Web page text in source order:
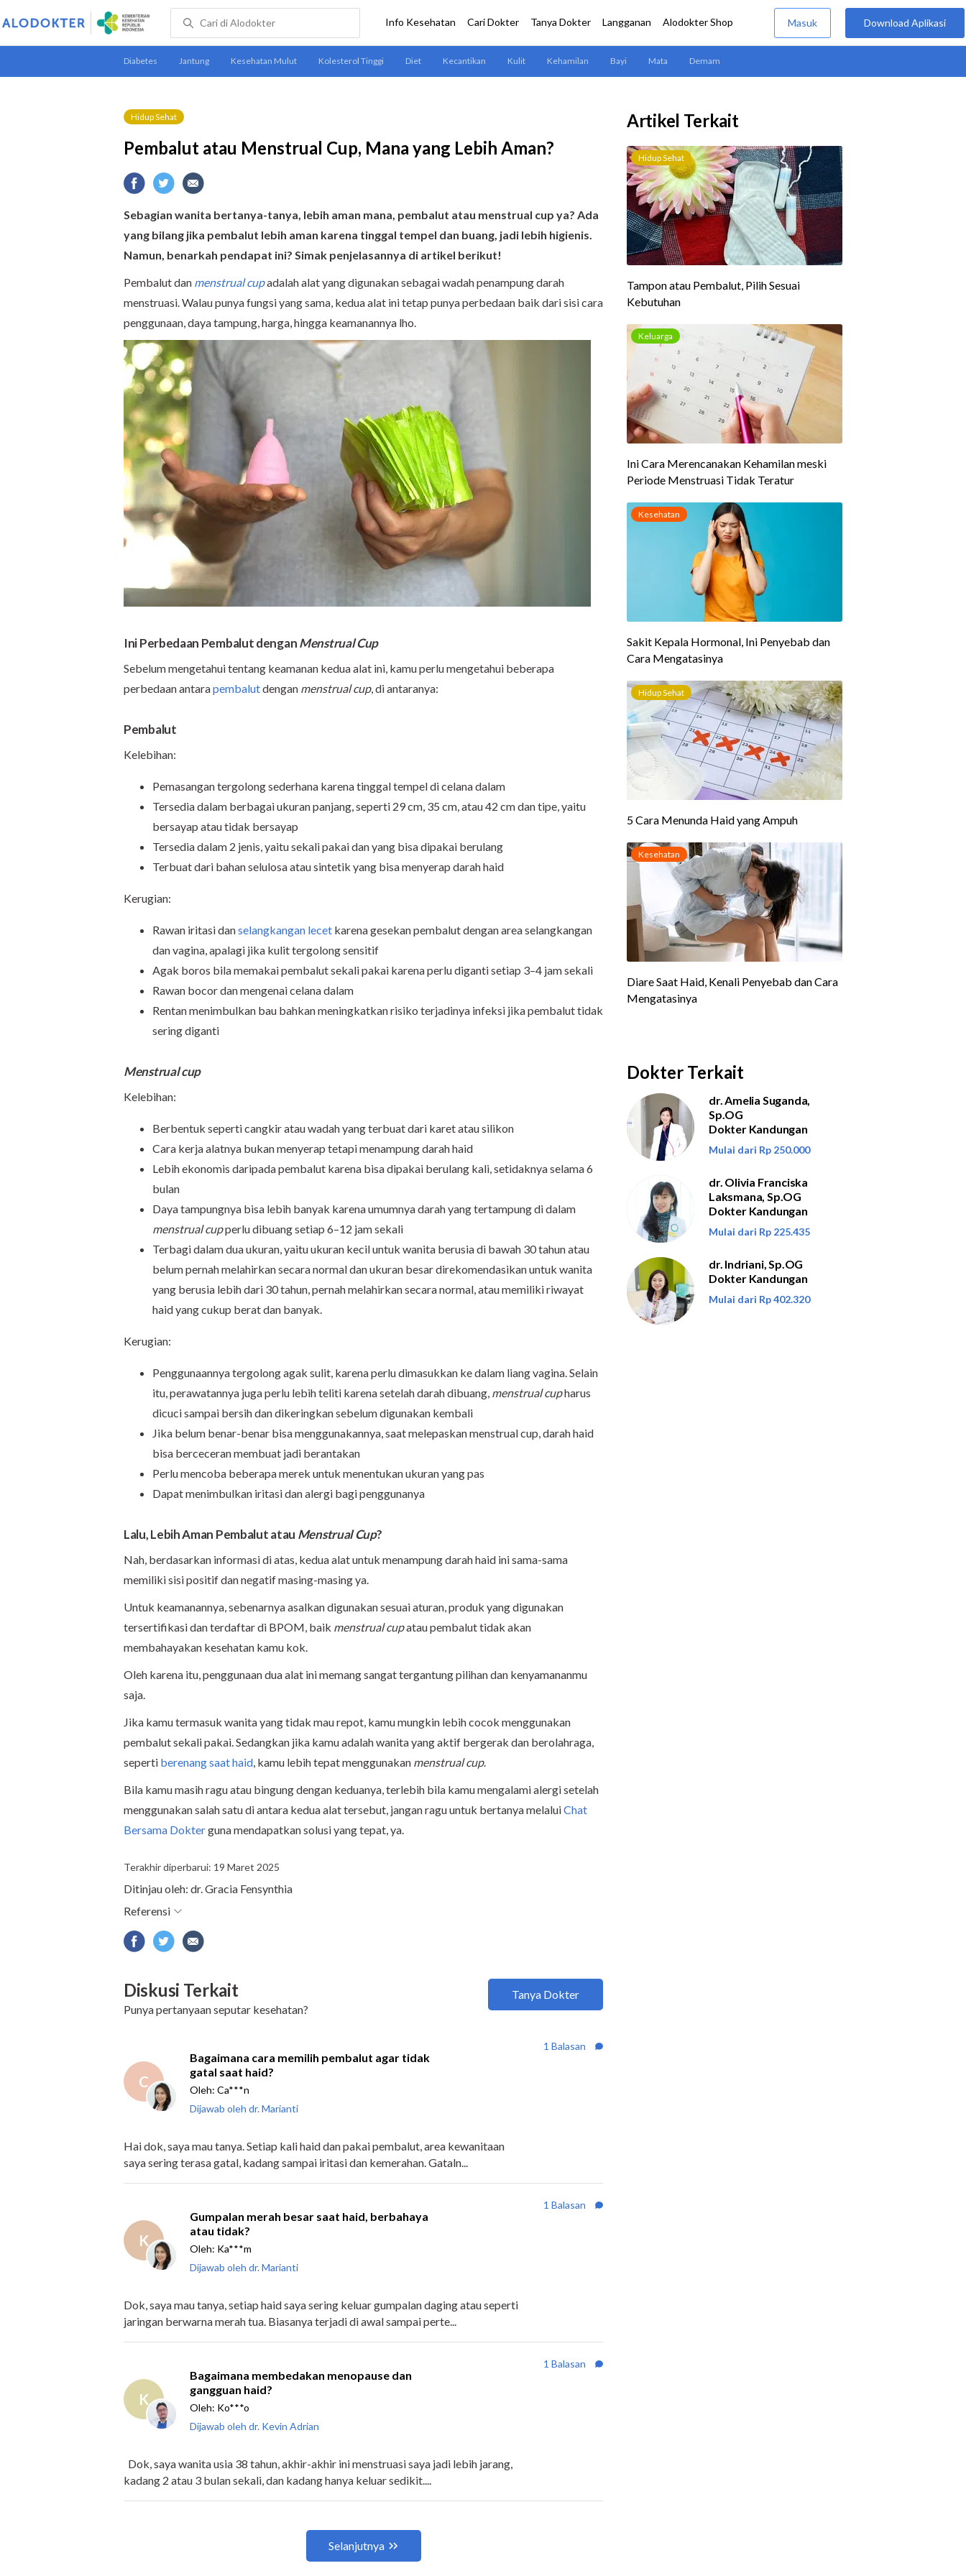
Hidup Sehat
Pembalut atau Menstrual Cup, Mana yang Lebih Aman?
Sebagian wanita bertanya-tanya, lebih aman mana, pembalut atau menstrual cup ya? Ada
yang bilang jika pembalut lebih aman karena tinggal tempel dan buang, jadi lebih higienis.
Namun, benarkah pendapat ini? Simak penjelasannya di artikel berikut!
Pembalut dan menstrual cupadalah alat yang digunakan sebagai wadah penampung darah
menstruasi. Walau punya fungsi yang sama, kedua alat ini tetap punya perbedaan baik dari sisi cara
penggunaan, daya tampung, harga, hingga keamanannya lho.
Ini Perbedaan Pembalut denganMenstrual Cup
Sebelum mengetahui tentang keamanan kedua alat ini, kamu perlu mengetahui beberapa
perbedaan antarapembalutdengan menstrual cup, di antaranya:
Pembalut
Kelebihan:
Pemasangan tergolong sederhana karena tinggal tempel di celana dalam
Tersedia dalam berbagai ukuran panjang, seperti 29 cm, 35 cm, atau 42 cm dan tipe, yaitu
bersayap atau tidak bersayap
Tersedia dalam 2 jenis, yaitu sekali pakai dan yang bisa dipakai berulang
Terbuat dari bahan selulosa atau sintetik yang bisa menyerap darah haid
Kerugian:
Rawan iritasi danselangkangan lecet karena gesekan pembalut dengan area selangkangan
dan vagina, apalagi jika kulit tergolong sensitif
Agak boros bila memakai pembalut sekali pakai karena perlu diganti setiap 3–4 jam sekali
Rawan bocor dan mengenai celana dalam
Rentan menimbulkan bau bahkan meningkatkan risiko terjadinya infeksi jika pembalut tidak
sering diganti
Menstrual cup
Kelebihan:
Berbentuk seperti cangkir atau wadah yang terbuat dari karet atau silikon
Cara kerja alatnya bukan menyerap tetapi menampung darah haid
Lebih ekonomis daripada pembalut karena bisa dipakai berulang kali, setidaknya selama 6
bulan
Daya tampungnya bisa lebih banyak karena umumnya darah yang tertampung di dalam
menstrual cupperlu dibuang setiap 6–12 jam sekali
Terbagi dalam dua ukuran, yaitu ukuran kecil untuk wanita berusia di bawah 30 tahun atau
belum pernah melahirkan secara normal dan ukuran besar direkomendasikan untuk wanita
yang berusia lebih dari 30 tahun, pernah melahirkan secara normal, atau memiliki riwayat
haid yang cukup berat dan banyak.
Kerugian:
Penggunaannya tergolong agak sulit, karena perlu dimasukkan ke dalam liang vagina. Selain
itu, perawatannya juga perlu lebih teliti karena setelah darah dibuang, menstrual cupharus
dicuci sampai bersih dan dikeringkan sebelum digunakan kembali
Jika belum benar-benar bisa menggunakannya, saat melepaskan menstrual cup, darah haid
bisa berceceran membuat jadi berantakan
Perlu mencoba beberapa merek untuk menentukan ukuran yang pas
Dapat menimbulkan iritasi dan alergi bagi penggunanya
Lalu, Lebih Aman Pembalut atau Menstrual Cup?
Nah, berdasarkan informasi di atas, kedua alat untuk menampung darah haid ini sama-sama
memiliki sisi positif dan negatif masing-masing ya.
Untuk keamanannya, sebenarnya asalkan digunakan sesuai aturan, produk yang digunakan
tersertifikasi dan terdaftar di BPOM, baik menstrual cupatau pembalut tidak akan
membahayakan kesehatan kamu kok.
Oleh karena itu, penggunaan dua alat ini memang sangat tergantung pilihan dan kenyamananmu
saja.
Jika kamu termasuk wanita yang tidak mau repot, kamu mungkin lebih cocok menggunakan
pembalut sekali pakai. Sedangkan jika kamu adalah wanita yang aktif bergerak dan berolahraga,
seperti berenang saat haid, kamu lebih tepat menggunakan menstrual cup.
Bila kamu masih ragu atau bingung dengan keduanya, terlebih bila kamu mengalami alergi setelah
menggunakan salah satu di antara kedua alat tersebut, jangan ragu untuk bertanya melaluiChat
Bersama Dokterguna mendapatkan solusi yang tepat, ya.
Terakhir diperbarui: 19 Maret 2025
Artikel Terkait
Dokter Terkait